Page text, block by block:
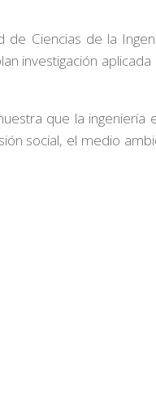
de Ciencias de la
investigación
que la ingeniería
social, el medio